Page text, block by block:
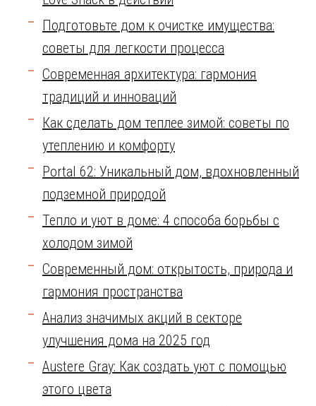
Подготовьте дом к очистке имущества:
советы для легкости процесса
Современная архитектура: гармония
традиций и инноваций
Как сделать дом теплее зимой: советы по
утеплению и комфорту
Portal 62: Уникальный дом, вдохновленный
подземной природой
Тепло и уют в доме: 4 способа борьбы с
холодом зимой
Современный дом: открытость, природа и
гармония пространства
Анализ значимых акций в секторе
улучшения дома на 2025 год
Austere Gray: Как создать уют с помощью
этого цвета